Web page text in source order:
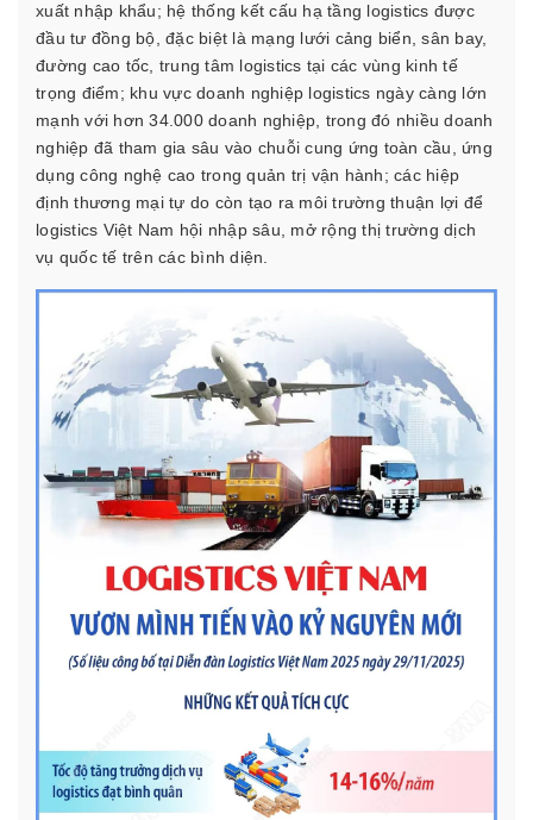
xuất nhập khẩu; hệ thống kết cấu hạ tầng logistics được
đầu tư đồng bộ, đặc biệt là mạng lưới cảng biển, sân bay,
đường cao tốc, trung tâm logistics tại các vùng kinh tế
trọng điểm; khu vực doanh nghiệp logistics ngày càng lớn
mạnh với hơn 34.000 doanh nghiệp, trong đó nhiều doanh
nghiệp đã tham gia sâu vào chuỗi cung ứng toàn cầu, ứng
dụng công nghệ cao trong quản trị vận hành; các hiệp
định thương mại tự do còn tạo ra môi trường thuận lợi để
logistics Việt Nam hội nhập sâu, mở rộng thị trường dịch
vụ quốc tế trên các bình diện.